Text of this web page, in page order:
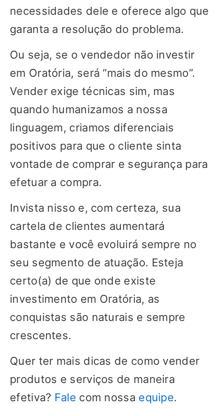
necessidades dele e oferece algo que
garanta a resolução do problema.
Ou seja, se o vendedor não investir
em Oratória, será “mais do mesmo”.
Vender exige técnicas sim, mas
quando humanizamos a nossa
linguagem, criamos diferenciais
positivos para que o cliente sinta
vontade de comprar e segurança para
efetuar a compra.
Invista nisso e, com certeza, sua
cartela de clientes aumentará
bastante e você evoluirá sempre no
seu segmento de atuação. Esteja
certo(a) de que onde existe
investimento em Oratória, as
conquistas são naturais e sempre
crescentes.
Quer ter mais dicas de como vender
produtos e serviços de maneira
efetiva? Fale com nossa equipe.